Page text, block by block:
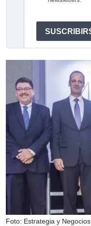
Foto: Estrategia y Negocios